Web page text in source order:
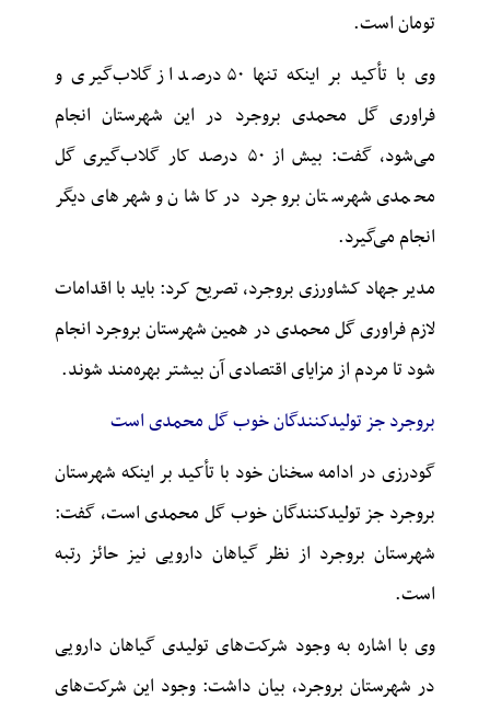
تومان است.
وی با تأکید بر اینکه تنها ۵۰ درصد از گلاب‌گیری و
فراوری گل محمدی بروجرد در این شهرستان انجام
می‌شود، گفت: بیش از ۵۰ درصد کار گلاب‌گیری گل
محمدی شهرستان بروجرد در کاشان و شهرهای دیگر
انجام می‌گیرد.
مدیر جهاد کشاورزی بروجرد، تصریح کرد: باید با اقدامات
لازمفراوریگل محمدی در همین شهرستان بروجرد انجام
شود تا مردم از مزایای اقتصادی آن بیشتر بهره‌مند شوند.
بروجرد جز تولیدکنندگان خوب گل محمدی است
گودرزی در ادامه سخنان خود با تأکید بر اینکه شهرستان
بروجرد جز تولیدکنندگان خوب گل محمدی است، گفت:
شهرستان بروجرد از نظر گیاهان دارویی نیز حائز رتبه
است.
وی با اشاره به وجود شرکت‌های تولیدی گیاهان دارویی
در شهرستان بروجرد، بیان داشت: وجود این شرکت‌های